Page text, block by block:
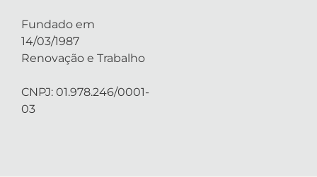
Fundado em
14/03/1987
Renovação e Trabalho
CNPJ: 01.978.246/0001-
03